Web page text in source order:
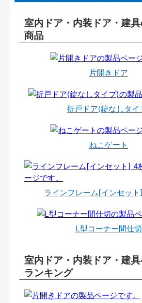
室内ドア・内装ドア・建
商品
片開きドア
折戸ドア(錠なしタイ
ねこゲート
ラインフレーム[インセッ
L型コーナー間仕切
室内ドア・内装ドア・建
ランキング